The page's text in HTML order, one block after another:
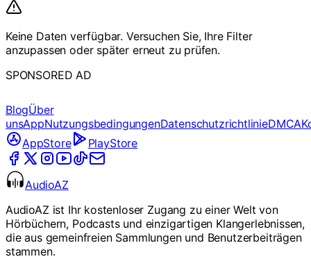
Keine Daten verfügbar. Versuchen Sie, Ihre Filter
anzupassen oder später erneut zu prüfen.
SPONSORED AD
BlogÜber
unsAppNutzungsbedingungenDatenschutzrichtlinieDMCA
AppStore
PlayStore
AudioAZ
AudioAZ ist Ihr kostenloser Zugang zu einer Welt von
Hörbüchern, Podcasts und einzigartigen Klangerlebnissen,
die aus gemeinfreien Sammlungen und Benutzerbeiträgen
stammen.